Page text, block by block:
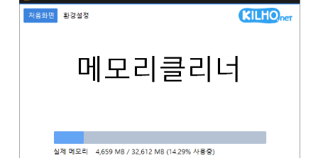
웹사이트 데이터 수집을 위한 크롤링 프로그램을 제작해드립